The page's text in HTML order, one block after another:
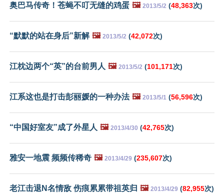
奥巴马传奇！苍蝇不叮无缝的鸡蛋 🖼️ 2013/5/2 (48,363次)
“默默的站在身后”新解 🖼️ 2013/5/2 (42,072次)
江枕边两个“英”的台前男人 🖼️ 2013/5/2 (101,171次)
江系这也是打击彭丽媛的一种办法 🖼️ 2013/5/1 (56,596次)
“中国好室友”成了外星人 🖼️ 2013/4/30 (42,765次)
雅安一地震 频频传稀奇 🖼️ 2013/4/29 (235,607次)
老江击退N名情敌 伤痕累累带祖英归 🖼️ 2013/4/29 (82,955次)